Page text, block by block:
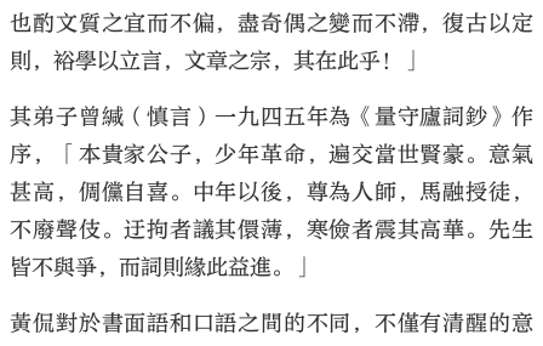
也酌文質之宜而不偏，盡奇偶之變而不滯，復古以定
則，裕學以立言，文章之宗，其在此乎！」
其弟子曾緘（慎言）一九四五年為《量守廬詞鈔》作
序，「本貴家公子，少年革命，遍交當世賢豪。意氣
甚高，倜儻自喜。中年以後，尊為人師，馬融授徒，
不廢聲伎。迂拘者議其儇薄，寒儉者震其高華。先生
皆不與爭，而詞則緣此益進。」
黃侃對於書面語和口語之間的不同，不僅有清醒的意